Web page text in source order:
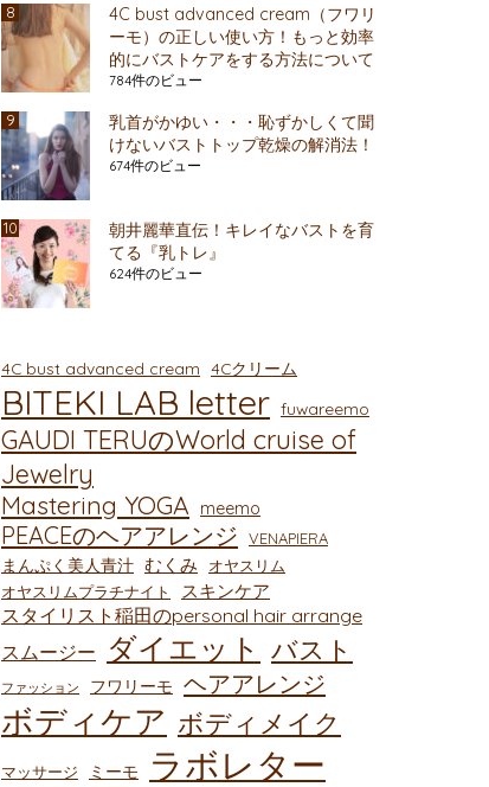
4C bust advanced cream（フワリ
ーモ）の正しい使い方！もっと効率
的にバストケアをする方法について
784件のビュー
乳首がかゆい・・・恥ずかしくて聞
けないバストトップ乾燥の解消法！
674件のビュー
朝井麗華直伝！キレイなバストを育
てる『乳トレ』
624件のビュー
4C bust advanced cream 4Cクリーム
BITEKI LAB letter fuwareemo
GAUDI TERUのWorld cruise of
Jewelry
Mastering YOGA meemo
PEACEのヘアアレンジ VENAPIERA
まんぷく美人青汁 むくみ
オヤスリム
オヤスリムプラチナイト
スキンケア
スタイリスト稲田のpersonal hair arrange
スムージー
ダイエット バスト
ファッション フワリーモ ヘアアレンジ
ボディケア ボディメイク
マッサージ ミーモ ラボレター